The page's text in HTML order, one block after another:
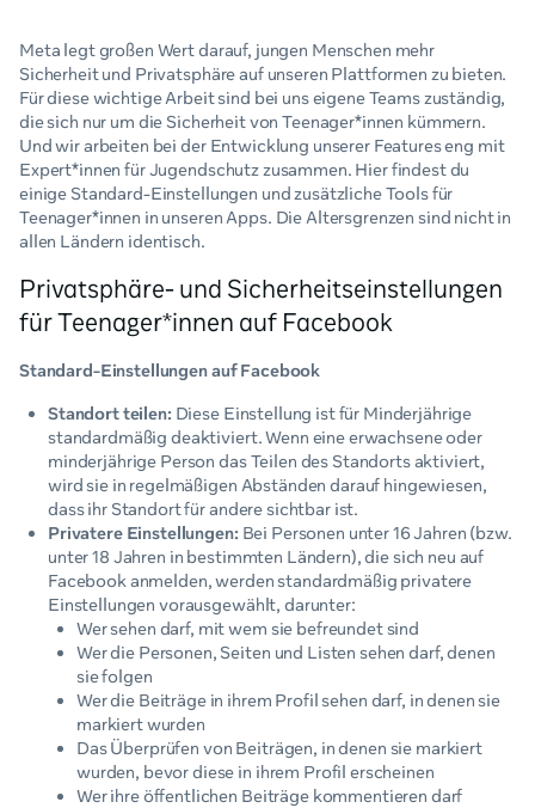
Meta legt großen Wert darauf, jungen Menschen mehr
Sicherheit und Privatsphäre auf unseren Plattformen zu bieten.
Für diese wichtige Arbeit sind bei uns eigene Teams zuständig,
die sich nur um die Sicherheit von Teenager*innen kümmern.
Und wir arbeiten bei der Entwicklung unserer Features eng mit
Expert*innen für Jugendschutz zusammen. Hier findest du
einige Standard-Einstellungen und zusätzliche Tools für
Teenager*innen in unseren Apps. Die Altersgrenzen sind nicht in
allen Ländern identisch.
Privatsphäre- und Sicherheitseinstellungen
für Teenager*innen auf Facebook
Standard-Einstellungen auf Facebook
Standort teilen: Diese Einstellung ist für Minderjährige
standardmäßig deaktiviert. Wenn eine erwachsene oder
minderjährige Person das Teilen des Standorts aktiviert,
wird sie in regelmäßigen Abständen darauf hingewiesen,
dass ihr Standort für andere sichtbar ist.
Privatere Einstellungen: Bei Personen unter 16 Jahren (bzw.
unter 18 Jahren in bestimmten Ländern), die sich neu auf
Facebook anmelden, werden standardmäßig privatere
Einstellungen vorausgewählt, darunter:
Wer sehen darf, mit wem sie befreundet sind
Wer die Personen, Seiten und Listen sehen darf, denen
sie folgen
Wer die Beiträge in ihrem Profil sehen darf, in denen sie
markiert wurden
Das Überprüfen von Beiträgen, in denen sie markiert
wurden, bevor diese in ihrem Profil erscheinen
Wer ihre öffentlichen Beiträge kommentieren darf